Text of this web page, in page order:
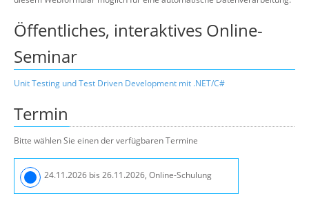
Über uns
Suche
Öffentliches, interaktives Online-
Seminar
Unit Testing und Test Driven Development mit .NET/C#
Termin
Bitte wählen Sie einen der verfügbaren Termine
24.11.2026 bis 26.11.2026, Online-Schulung